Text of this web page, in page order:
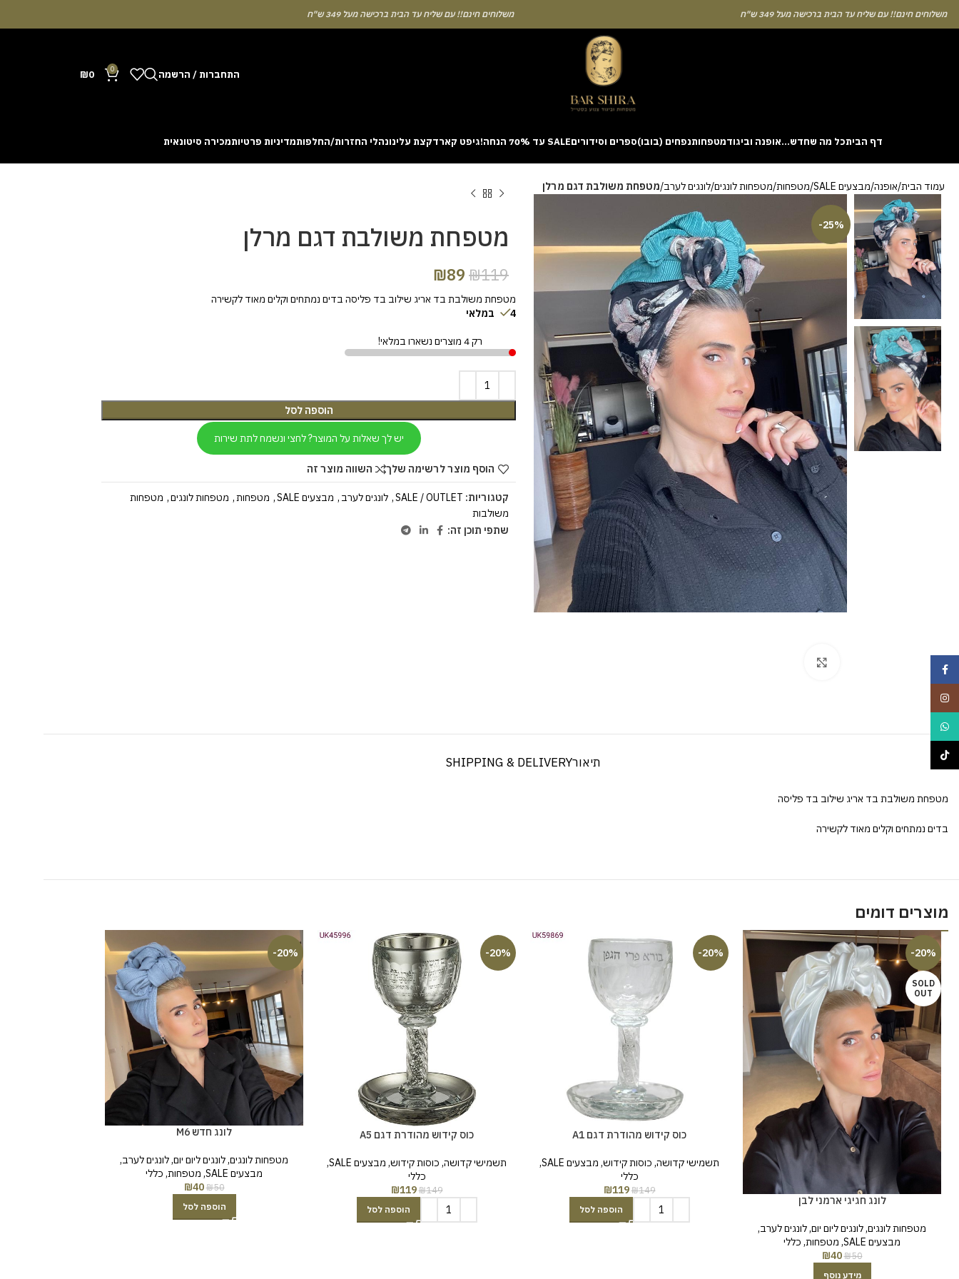
חינם!! עם שליח עד הבית ברכישה מעל 349 ש"ח משלוחים חינם!! עם שליח עד הבית ברכישה מעל 349 ש"ח
התחברות / הרשמה 0
₪0
דף הביתכל מה שחדש…אופנה וביגודמטפחותנפחים (בובו)ספרים וסידוריםSALE עד 70% הנחה! גיפט קארדקצת עלינונהלי החזרות/החלפותמדיניות פרטיותמכירה סיטונאית
cash out before a rising multiplier disappears from view. Learning the rhythm can take a few attempts. A helpful way to begin without risk is to use the Aviator demo mode and familiarise yourself
with the interface. Some enthusiasts share tactics on sites like [aviatordreamliner.com] where they discuss the statistical probability of long sessions. Reading these guides often reveals how the
provably fair system guarantees genuine randomness for every single bet you decide to place.
עמוד הבית אופנה מבצעים SALE מטפחות מטפחות לונגים לונגים לערב מטפחת משולבת דגם מרלן
-25% מטפחת משולבת דגם מרלן
₪119
₪89
מטפחת משולבת בד אריג שילוב בד פליסה בדים נמתחים וקלים מאוד לקשירה
4 במלאי
רק 4 מוצרים נשארו במלאי!
הוספה לסל
יש לך שאלות על המוצר? לחצי ונשמח לתת שירות
הוסף מוצר לרשימה שלך השווה מוצר זה
קטגוריות: SALE / OUTLET
, לונגים לערב , מבצעים SALE , מטפחות, מטפחות לונגים, מטפחות
משולבות
שתפי תוכן זה:
תיאורSHIPPING & DELIVERY
מטפחת משולבת בד אריג שילוב בד פליסה
בדים נמתחים וקלים מאוד לקשירה
מוצרים דומים
-20%
SOLD
OUT
לונג חגיגי ארמני לבן
מטפחות לונגים,לונגים ליום יום,לונגים לערב,
מבצעים SALE
, מטפחות, כללי
₪50
₪40
מידע נוסף
-20%
כוס קידוש מהודרת דגם A1
תשמישי קדושה, כוסות קידוש, מבצעים SALE
,
כללי
₪149
₪119
הוספה לסל
-20%
כוס קידוש מהודרת דגם A5
תשמישי קדושה, כוסות קידוש, מבצעים SALE
,
כללי
₪149
₪119
הוספה לסל
-20%
לונג חדש M6
מטפחות לונגים,לונגים ליום יום,לונגים לערב,
מבצעים SALE
, מטפחות, כללי
₪50
₪40
הוספה לסל